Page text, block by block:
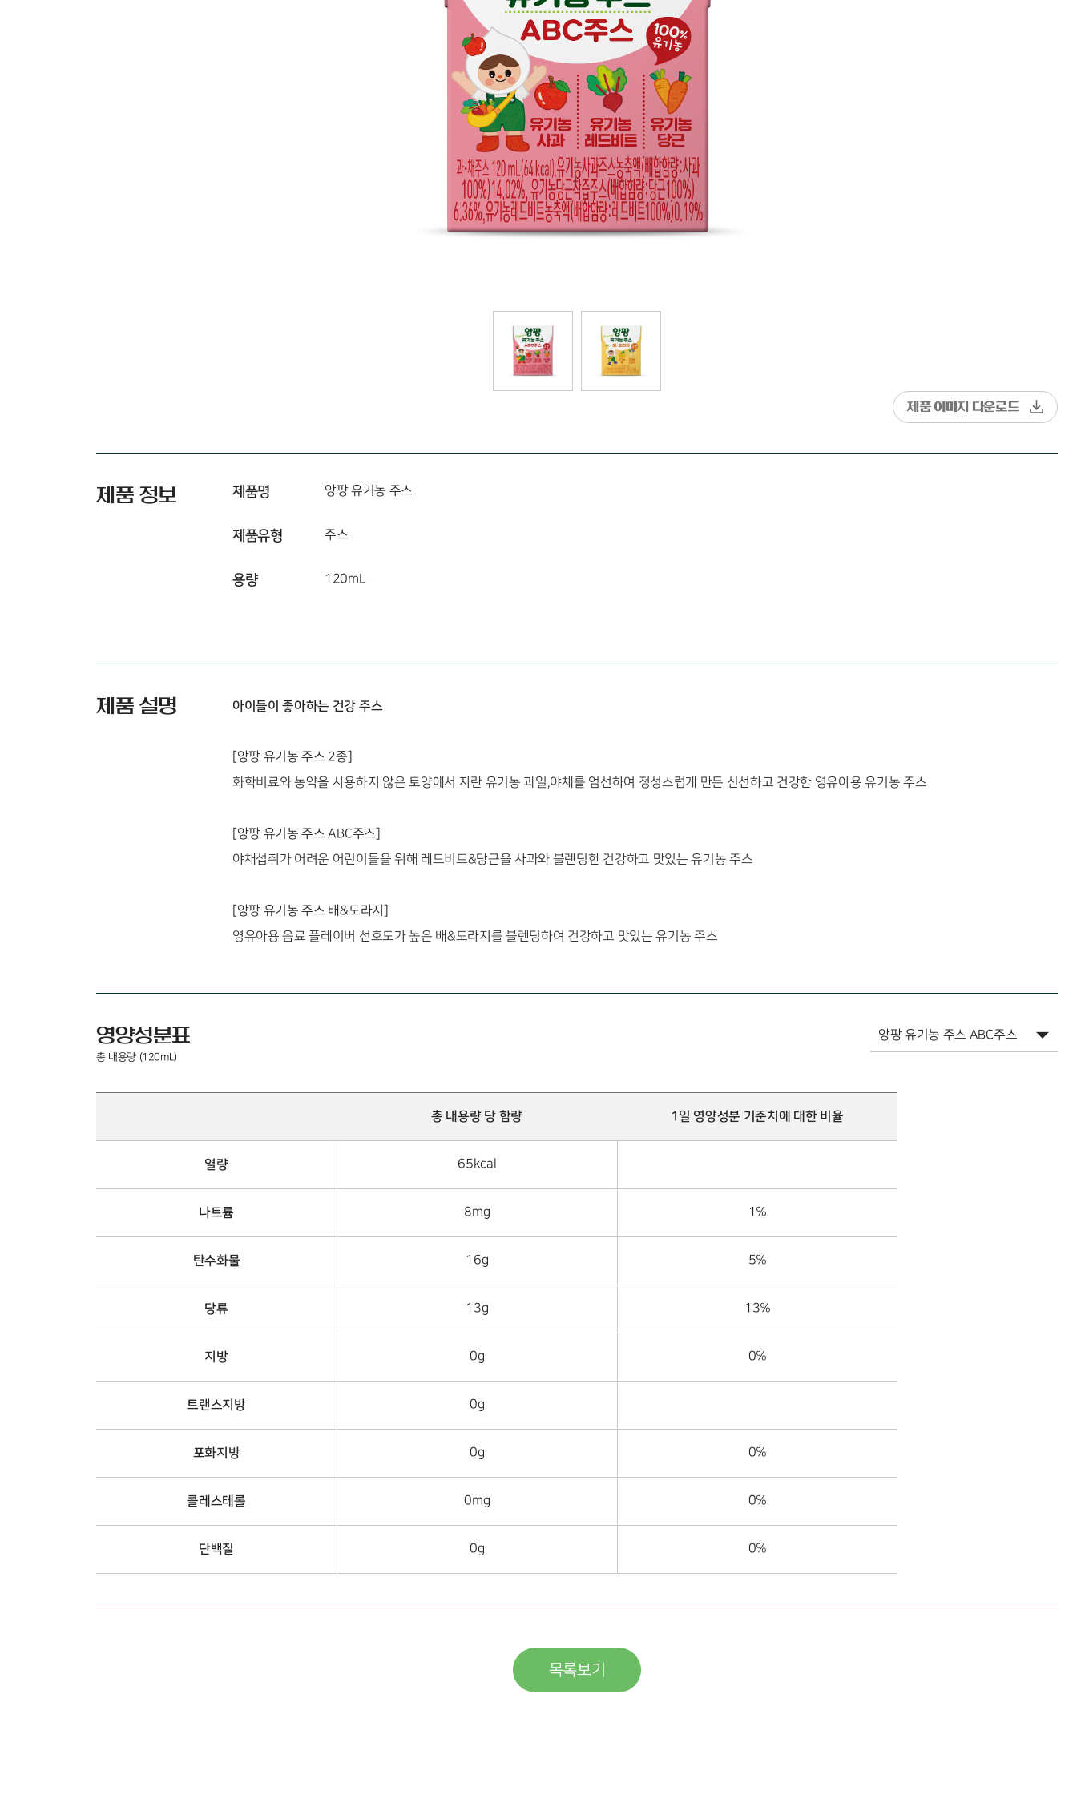
제품 이미지 다운로드
제품 정보 제품명 앙팡 유기농 주스
제품유형 주스
용량 120mL
제품 설명 아이들이 좋아하는 건강 주스
[앙팡 유기농 주스 2종]
화학비료와 농약을 사용하지 않은 토양에서 자란 유기농 과일,야채를 엄선하여 정성스럽게 만든 신선하고 건강한 영유아용 유기농 주스
[앙팡 유기농 주스 ABC주스]
야채섭취가 어려운 어린이들을 위해 레드비트&당근을 사과와 블렌딩한 건강하고 맛있는 유기농 주스
[앙팡 유기농 주스 배&도라지]
영유아용 음료 플레이버 선호도가 높은 배&도라지를 블렌딩하여 건강하고 맛있는 유기농 주스
영양성분표
총 내용량 (120mL)
총 내용량 당 함량 1일 영양성분 기준치에 대한 비율
열량 65kcal
나트륨 8mg 1%
탄수화물 16g 5%
당류 13g 13%
지방 0g 0%
트랜스지방 0g
포화지방 0g 0%
콜레스테롤 0mg 0%
단백질 0g 0%
목록보기